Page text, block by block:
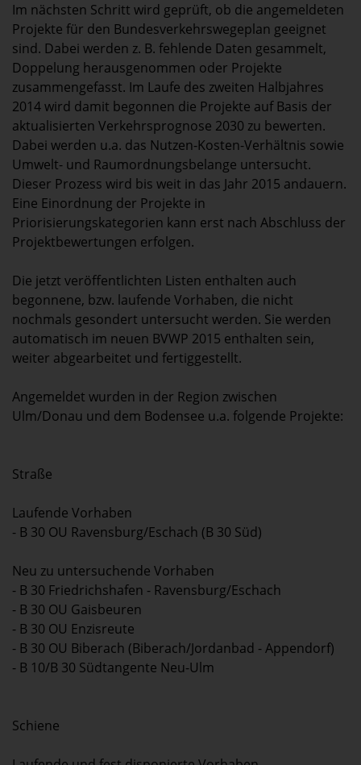
Im nächsten Schritt wird geprüft, ob die angemeldeten
Projekte für den Bundesverkehrswegeplan geeignet
sind. Dabei werden z. B. fehlende Daten gesammelt,
Doppelung herausgenommen oder Projekte
zusammengefasst. Im Laufe des zweiten Halbjahres
2014 wird damit begonnen die Projekte auf Basis der
aktualisierten Verkehrsprognose 2030 zu bewerten.
Dabei werden u.a. das Nutzen-Kosten-Verhältnis sowie
Umwelt- und Raumordnungsbelange untersucht.
Dieser Prozess wird bis weit in das Jahr 2015 andauern.
Eine Einordnung der Projekte in
Priorisierungskategorien kann erst nach Abschluss der
Projektbewertungen erfolgen.
Die jetzt veröffentlichten Listen enthalten auch
begonnene, bzw. laufende Vorhaben, die nicht
nochmals gesondert untersucht werden. Sie werden
automatisch im neuen BVWP 2015 enthalten sein,
weiter abgearbeitet und fertiggestellt.
Angemeldet wurden in der Region zwischen
Ulm/Donau und dem Bodensee u.a. folgende Projekte:
Straße
Laufende Vorhaben
- B 30 OU Ravensburg/Eschach (B 30 Süd)
Neu zu untersuchende Vorhaben
- B 30 Friedrichshafen - Ravensburg/Eschach
- B 30 OU Gaisbeuren
- B 30 OU Enzisreute
- B 30 OU Biberach (Biberach/Jordanbad - Appendorf)
- B 10/B 30 Südtangente Neu-Ulm
Schiene